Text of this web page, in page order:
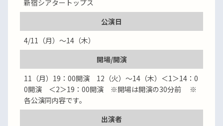
新宿シアタートップス
公演日
4/11（月）～14（木）
開場/開演
11（月）19：00開演 12（火）～14（木）＜1＞14：0
0開演 ＜2＞19：00開演 ※開場は開演の30分前 ※
各公演同内容です。
出演者